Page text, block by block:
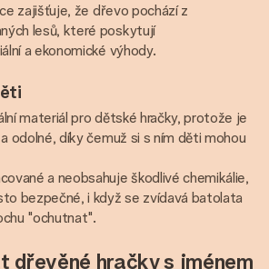
zajišťuje, že dřevo pochází z
lesů, které poskytují
a ekonomické výhody.
materiál pro dětské hračky, protože je
odolné, díky čemuž si s ním děti mohou
a neobsahuje škodlivé chemikálie,
bezpečné, i když se zvídavá batolata
"ochutnat".
dřevěné hračky s jménem